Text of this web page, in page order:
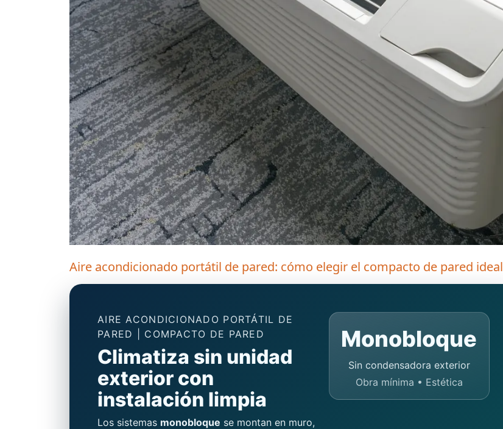
Aire acondicionado portátil de pared: cómo elegir el compacto de pared ideal
AIRE ACONDICIONADO PORTÁTIL DE
PARED | COMPACTO DE PARED
Climatiza sin unidad
exterior con
instalación limpia
Los sistemas monobloque se montan en muro,
Monobloque
Sin condensadora exterior
Obra mínima • Estética